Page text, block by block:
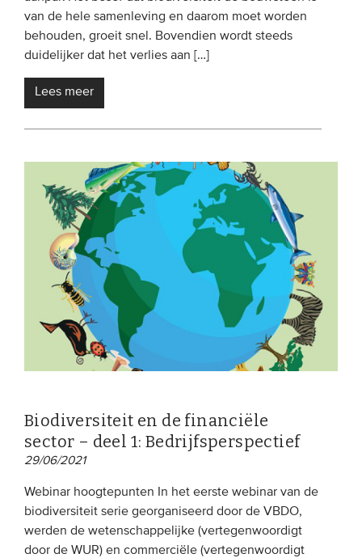
van de hele samenleving en daarom moet worden
behouden, groeit snel. Bovendien wordt steeds
duidelijker dat het verlies aan […]
Lees meer
Biodiversiteit en de financiële
sector – deel 1: Bedrijfsperspectief
29/06/2021
Webinar hoogtepunten In het eerste webinar van de
biodiversiteit serie georganiseerd door de VBDO,
werden de wetenschappelijke (vertegenwoordigt
door de WUR) en commerciële (vertegenwoordigt